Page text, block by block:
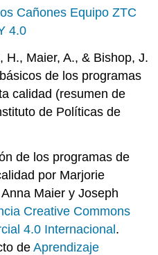
Cañones Equipo ZTC
4.0
H., Maier, A., & Bishop, J.
de los programas
calidad (resumen de
de Políticas de
de los programas de
por Marjorie
Maier y Joseph
Creative Commons
4.0 Internacional.
de Aprendizaje